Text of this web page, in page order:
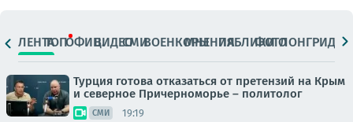
ЛЕНТАТОПОФИЦ.ВИДЕОСМИВОЕНКОРЫМНЕНИЯПАБЛИКИ
ФОТОЛОНГРИДЫ
Турция готова отказаться от претензий на Крым
и северное Причерноморье – политолог
СМИ 19:19